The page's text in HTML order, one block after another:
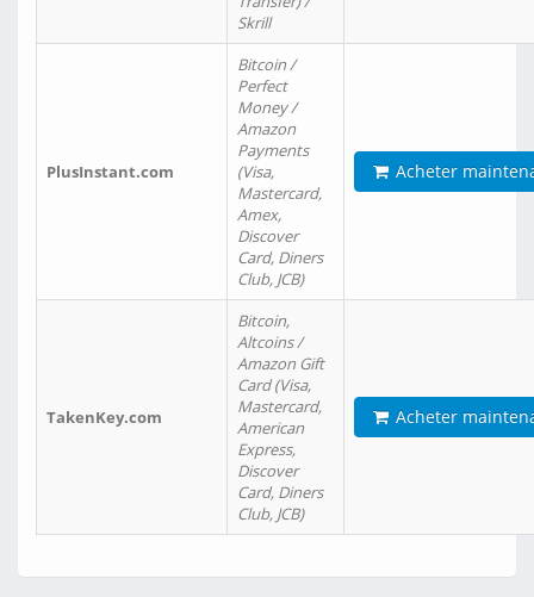
Skrill
PlusInstant.com
Bitcoin /
Perfect
Money /
Amazon
Payments
(Visa,
Mastercard,
Amex,
Discover
Card, Diners
Club, JCB)
Acheter
TakenKey.com
Bitcoin,
Altcoins /
Amazon Gift
Card (Visa,
Mastercard,
American
Express,
Discover
Card, Diners
Club, JCB)
Acheter